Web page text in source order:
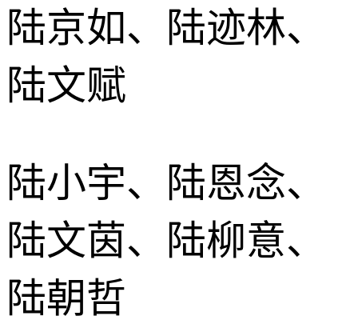
陆京如、陆迹林、
陆文赋
陆小宇、陆恩念、
陆文茵、陆柳意、
陆朝哲